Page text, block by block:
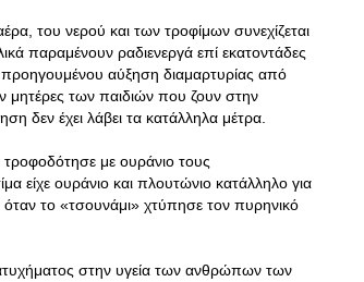
του νερού και των τροφίμων συνεχίζεται
παραμένουν ραδιενεργά επί εκατοντάδες
προηγουμένου αύξηση διαμαρτυρίας από
μητέρες των παιδιών που ζουν στην
δεν έχει λάβει τα κατάλληλα μέτρα.
με ουράνιο τους
είχε ουράνιο και πλουτώνιο κατάλληλο για
το «τσουνάμι» χτύπησε τον πυρηνικό
στην υγεία των ανθρώπων των